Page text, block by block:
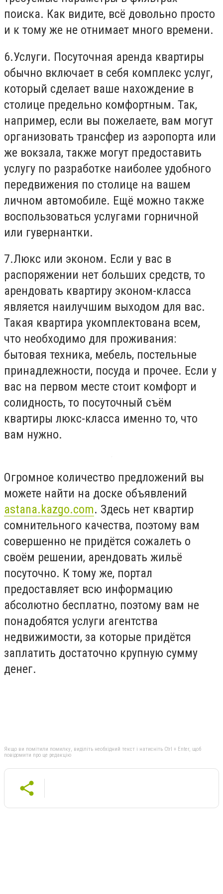
поиска. Как видите, всё довольно просто
и к тому же не отнимает много времени.
6.Услуги. Посуточная аренда квартиры
обычно включает в себя комплекс услуг,
который сделает ваше нахождение в
столице предельно комфортным. Так,
например, если вы пожелаете, вам могут
организовать трансфер из аэропорта или
же вокзала, также могут предоставить
услугу по разработке наиболее удобного
передвижения по столице на вашем
личном автомобиле. Ещё можно также
воспользоваться услугами горничной
или гувернантки.
7.Люкс или эконом. Если у вас в
распоряжении нет больших средств, то
арендовать квартиру эконом-класса
является наилучшим выходом для вас.
Такая квартира укомплектована всем,
что необходимо для проживания:
бытовая техника, мебель, постельные
принадлежности, посуда и прочее. Если у
вас на первом месте стоит комфорт и
солидность, то посуточный съём
квартиры люкс-класса именно то, что
вам нужно.
Огромное количество предложений вы
можете найти на доске объявлений
astana.kazgo.com. Здесь нет квартир
сомнительного качества, поэтому вам
совершенно не придётся сожалеть о
своём решении, арендовать жильё
посуточно. К тому же, портал
предоставляет всю информацию
абсолютно бесплатно, поэтому вам не
понадобятся услуги агентства
недвижимости, за которые придётся
заплатить достаточно крупную сумму
денег.
Якщо ви помітили помилку, виділіть необхідний текст і натисніть Ctrl + Enter, щоб
повідомити про це редакцію